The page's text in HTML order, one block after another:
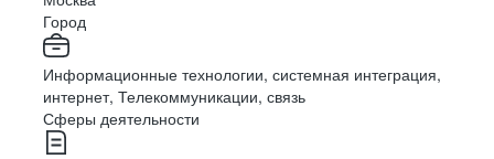
Город
Информационные технологии, системная интеграция,
интернет, Телекоммуникации, связь
Сферы деятельности